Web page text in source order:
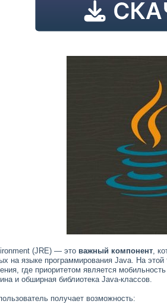
(JRE) — это важный компонент,
на языке программирования Java. На
где приоритетом является
и обширная библиотека Java-классов.
получает возможность: